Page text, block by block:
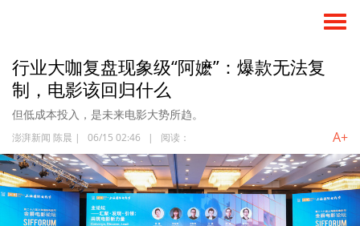
行业大咖复盘现象级“阿嬷”：爆款无法复
制，电影该回归什么
但低成本投入，是未来电影大势所趋。
澎湃新闻 陈晨 | 06/15 02:46 | 阅读： A+